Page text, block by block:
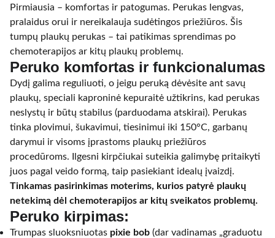
Pirmiausia – komfortas ir patogumas. Perukas lengvas,
pralaidus orui ir nereikalauja sudėtingos priežiūros. Šis
tumpų plaukų perukas – tai patikimas sprendimas po
chemoterapijos ar kitų plaukų problemų.
Peruko komfortas ir funkcionalumas
Dydį galima reguliuoti, o jeigu peruką dėvėsite ant savų
plaukų, speciali kaproninė kepuraitė užtikrins, kad perukas
neslystų ir būtų stabilus (parduodama atskirai). Perukas
tinka plovimui, šukavimui, tiesinimui iki 150°C, garbanų
darymui ir visoms įprastoms plaukų priežiūros
procedūroms. Ilgesni kirpčiukai suteikia galimybę pritaikyti
juos pagal veido formą, taip pasiekiant idealų įvaizdį.
Tinkamas pasirinkimas moterims, kurios patyrė plaukų
netekimą dėl chemoterapijos ar kitų sveikatos problemų.
Peruko kirpimas:
Trumpas sluoksniuotas pixie bob (dar vadinamas „graduotu